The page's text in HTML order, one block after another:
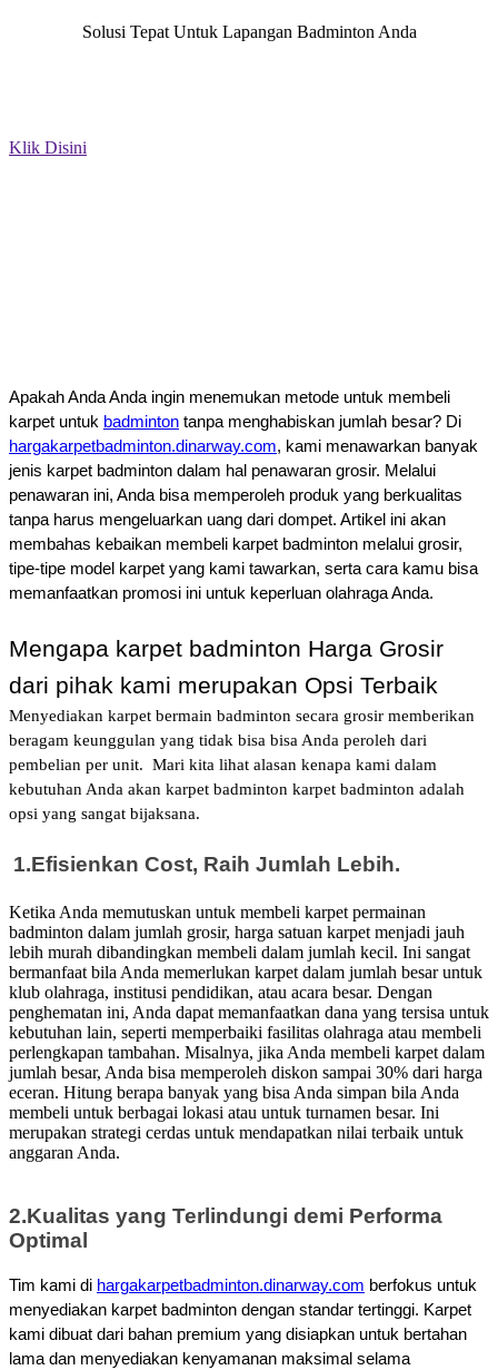
Solusi Tepat Untuk Lapangan Badminton Anda
Klik Disini
Apakah Anda Anda ingin menemukan metode untuk membeli
karpet untuk badminton
hargakarpetbadminton.dinarway.com, kami menawarkan banyak
jenis karpet badminton dalam hal penawaran grosir. Melalui
penawaran ini, Anda bisa memperoleh produk yang berkualitas
tanpa harus mengeluarkan uang dari dompet. Artikel ini akan
membahas kebaikan membeli karpet badminton melalui grosir,
tipe-tipe model karpet yang kami tawarkan, serta cara kamu bisa
memanfaatkan promosi ini untuk keperluan olahraga Anda.
Mengapa karpet badminton Harga Grosir
dari pihak kami merupakan Opsi Terbaik
Menyediakan karpet bermain badminton secara grosir memberikan
beragam keunggulan yang tidak bisa bisa Anda peroleh dari
pembelian per unit. Mari kita lihat alasan kenapa kami dalam
kebutuhan Anda akan karpet badminton karpet badminton adalah
opsi yang sangat bijaksana.
1.Efisienkan Cost, Raih Jumlah Lebih.
Ketika Anda memutuskan untuk membeli karpet permainan
badminton dalam jumlah grosir, harga satuan karpet menjadi jauh
lebih murah dibandingkan membeli dalam jumlah kecil. Ini sangat
bermanfaat bila Anda memerlukan karpet dalam jumlah besar untuk
klub olahraga, institusi pendidikan, atau acara besar. Dengan
penghematan ini, Anda dapat memanfaatkan dana yang tersisa untuk
kebutuhan lain, seperti memperbaiki fasilitas olahraga atau membeli
perlengkapan tambahan. Misalnya, jika Anda membeli karpet dalam
jumlah besar, Anda bisa memperoleh diskon sampai 30% dari harga
eceran. Hitung berapa banyak yang bisa Anda simpan bila Anda
membeli untuk berbagai lokasi atau untuk turnamen besar. Ini
merupakan strategi cerdas untuk mendapatkan nilai terbaik untuk
anggaran Anda.
2.Kualitas yang Terlindungi demi Performa
Optimal
Tim kami di hargakarpetbadminton.dinarway.com berfokus untuk
menyediakan karpet badminton dengan standar tertinggi. Karpet
kami dibuat dari bahan premium yang disiapkan untuk bertahan
lama dan menyediakan kenyamanan maksimal selama